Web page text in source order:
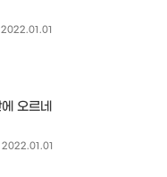
| 2022.01.01
오르네
| 2022.01.01